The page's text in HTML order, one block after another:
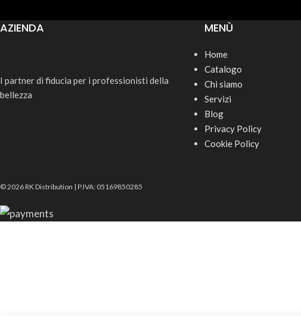
AZIENDA
I partner di fiducia per i professionisti della
bellezza
MENÙ
Home
Catalogo
Chi siamo
Servizi
Blog
Privacy Policy
Cookie Policy
© 2026 RK Distribution | P.IVA: 05169850285